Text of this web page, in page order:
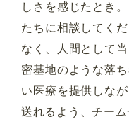
しさを感じたとき
たちに相談してく
なく、人間として
密基地のような落
い医療を提供しな
送れるよう、チーム